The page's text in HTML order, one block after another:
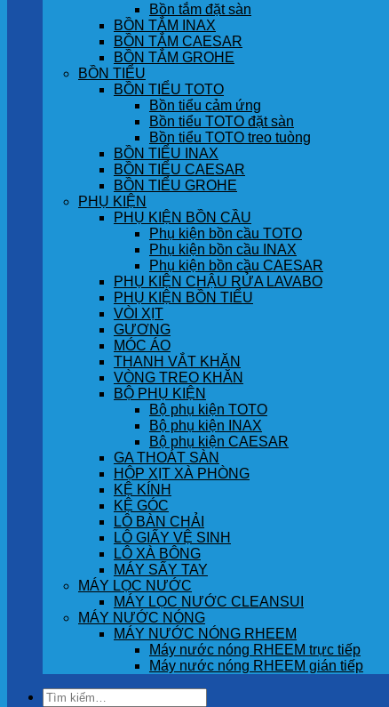
Bồn tắm đặt sàn
BỒN TẮM INAX
BỒN TẮM CAESAR
BỒN TẮM GROHE
BỒN TIỂU
BỒN TIỂU TOTO
Bồn tiểu cảm ứng
Bồn tiểu TOTO đặt sàn
Bồn tiểu TOTO treo tuòng
BỒN TIỂU INAX
BỒN TIỂU CAESAR
BỒN TIỂU GROHE
PHỤ KIỆN
PHỤ KIỆN BỒN CẦU
Phụ kiện bồn cầu TOTO
Phụ kiện bồn cầu INAX
Phụ kiện bồn cầu CAESAR
PHỤ KIỆN CHẬU RỬA LAVABO
PHỤ KIỆN BỒN TIỂU
VÒI XỊT
GƯƠNG
MÓC ÁO
THANH VẮT KHĂN
VÒNG TREO KHĂN
BỘ PHỤ KIỆN
Bộ phụ kiện TOTO
Bộ phụ kiện INAX
Bộ phụ kiện CAESAR
GA THOÁT SÀN
HỘP XỊT XÀ PHÒNG
KỆ KÍNH
KỆ GÓC
LÔ BÀN CHẢI
LÔ GIẤY VỆ SINH
LÔ XÀ BÔNG
MÁY SẤY TAY
MÁY LỌC NƯỚC
MÁY LỌC NƯỚC CLEANSUI
MÁY NƯỚC NÓNG
MÁY NƯỚC NÓNG RHEEM
Máy nước nóng RHEEM trực tiếp
Máy nước nóng RHEEM gián tiếp
Tìm